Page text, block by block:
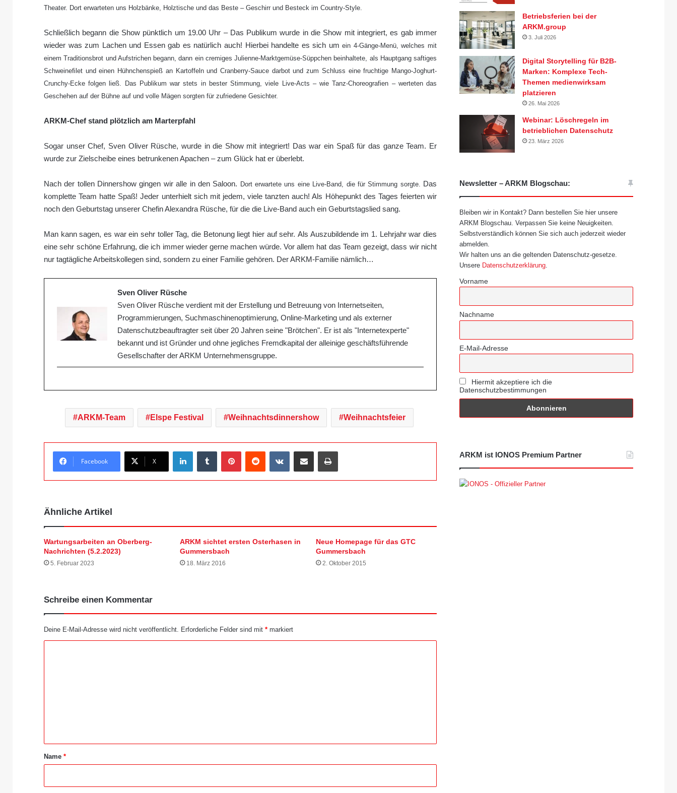
Theater. Dort erwarteten uns Holzbänke, Holztische und das Beste – Geschirr und Besteck im Country-Style.
Schließlich begann die Show pünktlich um 19.00 Uhr – Das Publikum wurde in die Show mit integriert, es gab immer
wieder was zum Lachen und Essen gab es natürlich auch! Hierbei handelte es sich umein 4-Gänge-Menü, welches mit
einem Traditionsbrot und Aufstrichen begann, dann ein cremiges Julienne-Marktgemüse-Süppchen beinhaltete, als Hauptgang saftiges
Schweineﬁlet und einen Hühnchenspieß an Kartoffeln und Cranberry-Sauce darbot und zum Schluss eine fruchtige Mango-Joghurt-
Crunchy-Ecke folgen ließ. Das Publikum war stets in bester Stimmung, viele Live-Acts – wie Tanz-Choreografien – werteten das
Geschehen auf der Bühne auf und volle Mägen sorgten für zufriedene Gesichter.
ARKM-Chef stand plötzlich am Marterpfahl
Sogar unser Chef, Sven Oliver Rüsche, wurde in die Show mit integriert! Das war ein Spaß für das ganze Team. Er
wurde zur Zielscheibe eines betrunkenen Apachen – zum Glück hat er überlebt.
Nach der tollen Dinnershow gingen wir alle in den Saloon. Dort erwartete uns eine Live-Band, die für Stimmung sorgte. Das
komplette Team hatte Spaß! Jeder unterhielt sich mit jedem, viele tanzten auch! Als Höhepunkt des Tages feierten wir
noch den Geburtstag unserer Chefin Alexandra Rüsche, für die die Live-Band auch ein Geburtstagslied sang.
Man kann sagen, es war ein sehr toller Tag, die Betonung liegt hier auf sehr. Als Auszubildende im 1. Lehrjahr war dies
eine sehr schöne Erfahrung, die ich immer wieder gerne machen würde. Vor allem hat das Team gezeigt, dass wir nicht
nur tagtägliche Arbeitskollegen sind, sondern zu einer Familie gehören. Der ARKM-Familie nämlich…
Sven Oliver Rüsche
Sven Oliver Rüsche verdient mit der Erstellung und Betreuung von Internetseiten,
Programmierungen, Suchmaschinenoptimierung, Online-Marketing und als externer
Datenschutzbeauftragter seit über 20 Jahren seine "Brötchen". Er ist als "Internetexperte"
bekannt und ist Gründer und ohne jegliches Fremdkapital der alleinige geschäftsführende
Gesellschafter der ARKM Unternehmensgruppe.
ARKM-Team Elspe Festival Weihnachtsdinnershow Weihnachtsfeier
Facebook X
Ähnliche Artikel
Wartungsarbeiten an Oberberg-
Nachrichten (5.2.2023)
5. Februar 2023
ARKM sichtet ersten Osterhasen in
Gummersbach
18. März 2016
Neue Homepage für das GTC
Gummersbach
2. Oktober 2015
Schreibe einen Kommentar
Deine E-Mail-Adresse wird nicht veröffentlicht. Erforderliche Felder sind mit * markiert
a
Name *
Betriebsferien bei der
ARKM.group
3. Juli 2026
Digital Storytelling für B2B-
Marken: Komplexe Tech-
Themen medienwirksam
platzieren
26. Mai 2026
Webinar: Löschregeln im
betrieblichen Datenschutz
23. März 2026
Newsletter – ARKM Blogschau:
Bleiben wir in Kontakt? Dann bestellen Sie hier unsere
ARKM Blogschau. Verpassen Sie keine Neuigkeiten.
Selbstverständlich können Sie sich auch jederzeit wieder
abmelden.
Wir halten uns an die geltenden Datenschutz-gesetze.
Unsere Datenschutzerklärung
Vorname
Nachname
E-Mail-Adresse
Hiermit akzeptiere ich die
Datenschutzbestimmungen
ARKM ist IONOS Premium Partner